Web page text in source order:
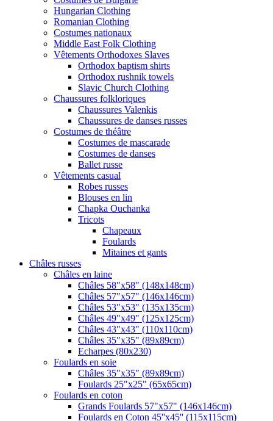
Hungarian Clothing
Romanian Clothing
Costumes nationaux
Middle East Folk Clothing
Vêtements Orthodoxes Slaves
Orthodox baptism shirts
Orthodox rushnik towels
Slavic Church Clothing
Chaussures folkloriques
Chaussures Valenkis
Chaussures de danses russes
Costumes de théâtre
Costumes de mascarade
Costumes de danses
Ballet russe
Vêtements casual
Robes russes
Blouses en lin
Chapka Ouchanka
Tricots
Chapeaux
Foulards
Mitaines et gants
Châles russes
Châles en laine
Châles 58"x58" (148x148cm)
Châles 57"x57" (146x146cm)
Châles 53"x53" (135x135cm)
Châles 49"x49" (125x125cm)
Châles 43"x43" (110x110cm)
Châles 35"x35" (89x89cm)
Echarpes (80х230)
Foulards en soie
Châles 35"x35" (89x89cm)
Foulards 25"x25" (65x65cm)
Foulards en coton
Grands Foulards 57"x57" (146x146cm)
Foulards en Coton 45''x45'' (115x115cm)